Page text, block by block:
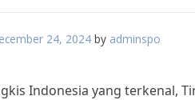
24, 2024 by adminspo
Indonesia yang terkenal,